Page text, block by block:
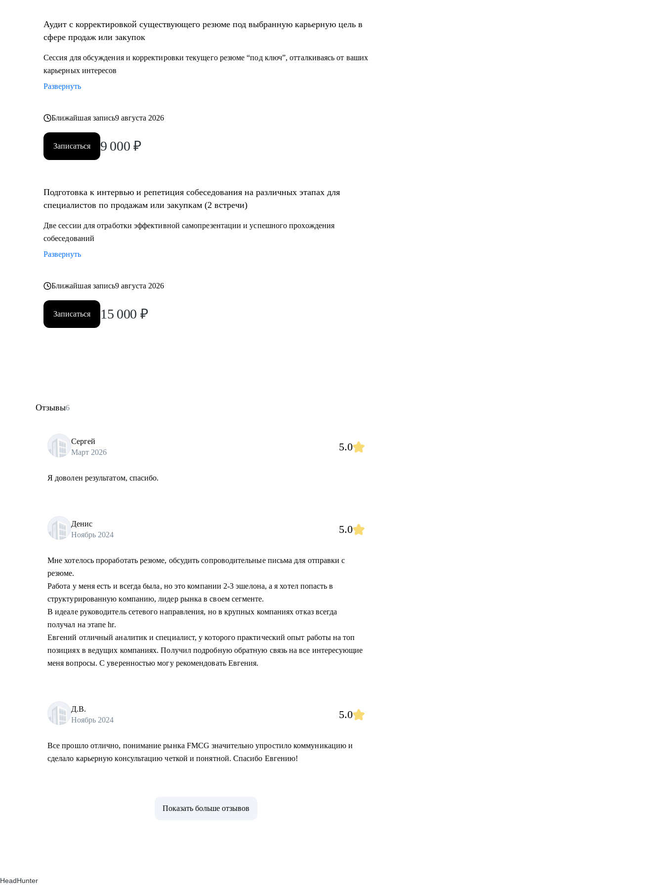
• Составление резюме или корректировка существующего (это ваша история, поэтому лучше, если
автор вы)
• Подготовка к собеседованию на разных этапах (рекрутер, внутренний HR, нанимающий
• Помощь в подготовке к прохождению тестирования SHL
Кому могу помочь:
Начинающим и опытным специалистам в областях:
• продаж и закупок FMCG
Аудит с корректировкой существующего резюме под выбранную карьерную цель в
сфере продаж или закупок
Сессия для обсуждения и корректировки текущего резюме “под ключ”, отталкиваясь от ваших
карьерных интересов
Развернуть
Ближайшая запись9 августа 2026
Записаться 9 000 ₽
Подготовка к интервью и репетиция собеседования на различных этапах для
специалистов по продажам или закупкам (2 встречи)
Две сессии для отработки эффективной самопрезентации и успешного прохождения
собеседований
Развернуть
Ближайшая запись9 августа 2026
Записаться 15 000 ₽
Отзывы6
Сергей
Март 2026
5.0
Я доволен результатом, спасибо.
Денис
Ноябрь 2024
5.0
Мне хотелось проработать резюме, обсудить сопроводительные письма для отправки с
резюме.
Работа у меня есть и всегда была, но это компании 2-3 эшелона, а я хотел попасть в
структурированную компанию, лидер рынка в своем сегменте.
В идеале руководитель сетевого направления, но в крупных компаниях отказ всегда
получал на этапе hr.
Евгений отличный аналитик и специалист, у которого практический опыт работы на топ
позициях в ведущих компаниях. Получил подробную обратную связь на все интересующие
меня вопросы. С уверенностью могу рекомендовать Евгения.
Д.В.
Ноябрь 2024
5.0
Все прошло отлично, понимание рынка FMCG значительно упростило коммуникацию и
сделало карьерную консультацию четкой и понятной. Спасибо Евгению!
Показать больше отзывов
HeadHunter